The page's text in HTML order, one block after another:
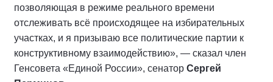
позволяющая в режиме реального времени
отслеживать всё происходящее на избирательных
участках, и я призываю все политические партии к
конструктивному взаимодействию», — сказал член
Генсовета «Единой России», сенатор Сергей